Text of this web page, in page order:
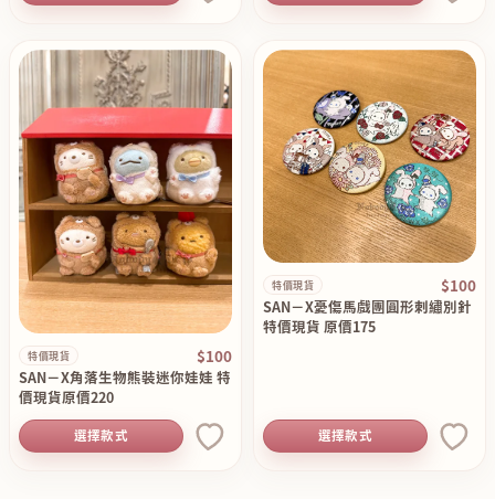
特價現貨 $100
SAN－X角落生物熊裝迷你娃娃 特
價現貨原價220
選擇款式
特價現貨 $100
SAN－X憂傷馬戲團圓形刺繡別針
特價現貨 原價175
選擇款式